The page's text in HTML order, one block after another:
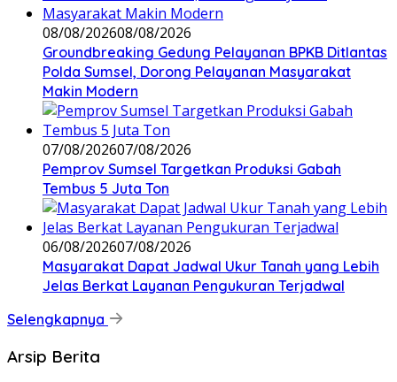
08/08/202608/08/2026
Groundbreaking Gedung Pelayanan BPKB Ditlantas
Polda Sumsel, Dorong Pelayanan Masyarakat
Makin Modern
07/08/202607/08/2026
Pemprov Sumsel Targetkan Produksi Gabah
Tembus 5 Juta Ton
06/08/202607/08/2026
Masyarakat Dapat Jadwal Ukur Tanah yang Lebih
Jelas Berkat Layanan Pengukuran Terjadwal
Selengkapnya
Arsip Berita